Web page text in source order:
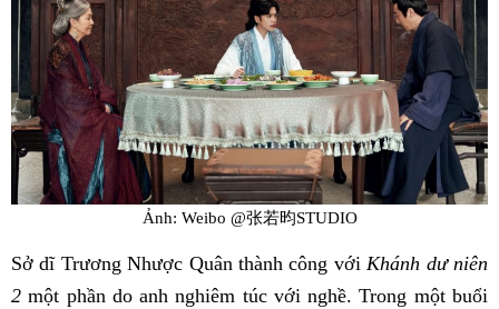
Ảnh: Weibo @张若昀STUDIO
Sở dĩ Trương Nhược Quân thành công vớiKhánh dư niên
2 một phần do anh nghiêm túc với nghề. Trong một buổi